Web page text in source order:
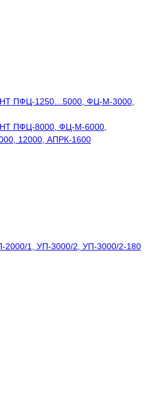
ПФЦ-1250…5000, ФЦ-М-3000,
ПФЦ-8000, ФЦ-М-6000,
12000, АПРК-1600
2000/1, УП-3000/2, УП-3000/2-180